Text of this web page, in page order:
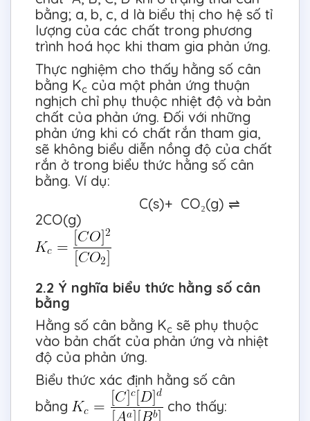
bằng; a, b, c, d là biểu thị cho hệ số tỉ
lượng của các chất trong phương
trình hoá học khi tham gia phản ứng.
Thực nghiệm cho thấy hằng số cân
bằng Kc của một phản ứng thuận
nghịch chỉ phụ thuộc nhiệt độ và bản
chất của phản ứng. Đối với những
phản ứng khi có chất rắn tham gia,
sẽ không biểu diễn nồng độ của chất
rắn ở trong biểu thức hằng số cân
bằng. Ví dụ:
C(s)+ CO₂(g) ⇌
2CO(g)
2.2 Ý nghĩa biểu thức hằng số cân
bằng
Hằng số cân bằng Kc sẽ phụ thuộc
vào bản chất của phản ứng và nhiệt
độ của phản ứng.
Biểu thức xác định hằng số cân
bằng
cho thấy: